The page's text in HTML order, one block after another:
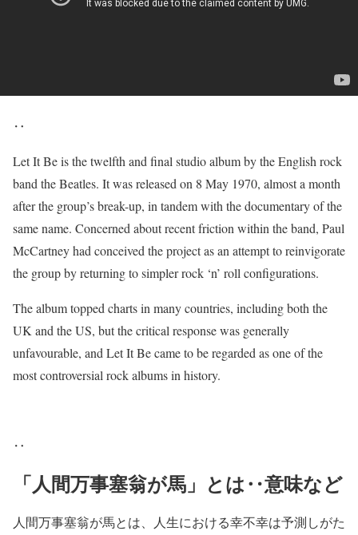
‥
Let It Be is the twelfth and final studio album by the English rock
band the Beatles. It was released on 8 May 1970, almost a month
after the group’s break-up, in tandem with the documentary of the
same name. Concerned about recent friction within the band, Paul
McCartney had conceived the project as an attempt to reinvigorate
the group by returning to simpler rock ‘n’ roll configurations.
The album topped charts in many countries, including both the
UK and the US, but the critical response was generally
unfavourable, and Let It Be came to be regarded as one of the
most controversial rock albums in history.
‥
「人間万事塞翁が馬」とは‥意味など
人間万事塞翁が馬とは、人生における幸不幸は予測しがた